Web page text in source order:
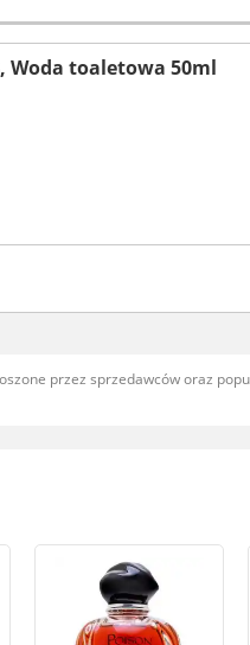
Woda toaletowa 50ml
przez sprzedawców oraz